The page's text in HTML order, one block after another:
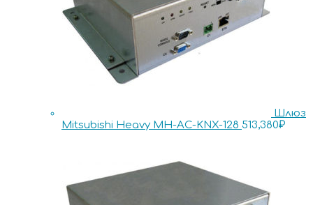
Шлюз
Mitsubishi Heavy MH-AC-KNX-128 513,380₽